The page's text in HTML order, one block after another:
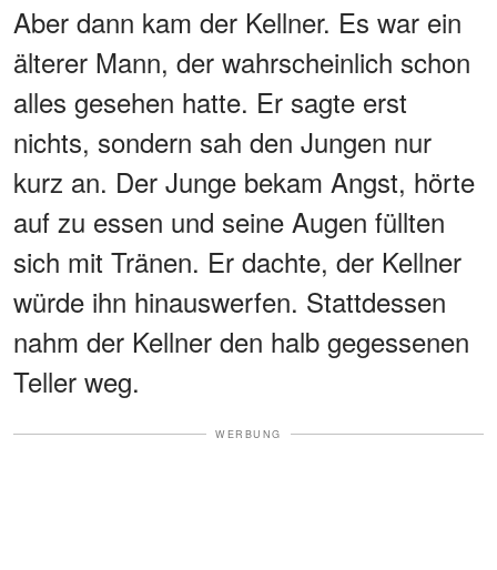
Aber dann kam der Kellner. Es war ein
älterer Mann, der wahrscheinlich schon
alles gesehen hatte. Er sagte erst
nichts, sondern sah den Jungen nur
kurz an. Der Junge bekam Angst, hörte
auf zu essen und seine Augen füllten
sich mit Tränen. Er dachte, der Kellner
würde ihn hinauswerfen. Stattdessen
nahm der Kellner den halb gegessenen
Teller weg.
WERBUNG